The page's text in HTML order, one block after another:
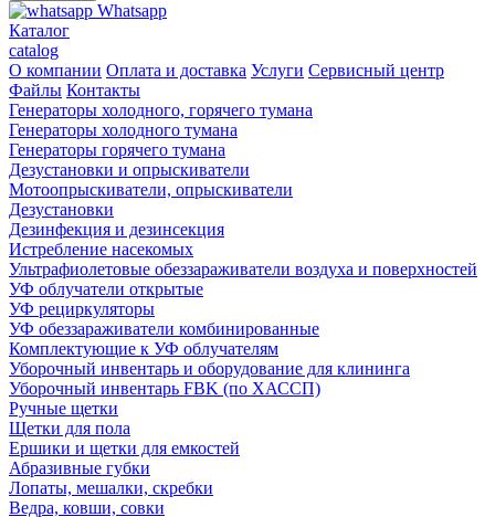
Whatsapp
Каталог
catalog
О компании Оплата и доставка Услуги Сервисный центр
Файлы Контакты
Генераторы холодного, горячего тумана
Генераторы холодного тумана
Генераторы горячего тумана
Дезустановки и опрыскиватели
Мотоопрыскиватели, опрыскиватели
Дезустановки
Дезинфекция и дезинсекция
Истребление насекомых
Ультрафиолетовые обеззараживатели воздуха и поверхностей
УФ облучатели открытые
УФ рециркуляторы
УФ обеззараживатели комбинированные
Комплектующие к УФ облучателям
Уборочный инвентарь и оборудование для клининга
Уборочный инвентарь FBK (по ХАССП)
Ручные щетки
Щетки для пола
Ершики и щетки для емкостей
Абразивные губки
Лопаты, мешалки, скребки
Ведра, ковши, совки